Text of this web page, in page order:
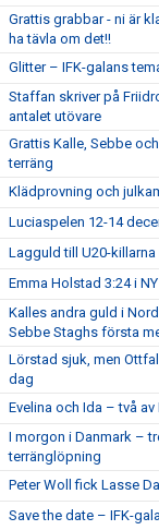
Grattis grabbar - ni är
ha tävla om det!!
Glitter – IFK-galans
Staffan skriver på
antalet utövare
Grattis Kalle, Sebbe
terräng
Klädprovning och
Luciaspelen 12-14
Lagguld till U20-killarna
Emma Holstad 3:24 i
Kalles andra guld i
Sebbe Staghs första
Lörstad sjuk, men
dag
Evelina och Ida – två
I morgon i Danmark –
terränglöpning
Peter Woll fick Lasse
Save the date – IFK-